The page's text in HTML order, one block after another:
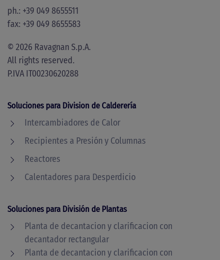
ph.: +39 049 8655511
fax: +39 049 8655583
© 2026 Ravagnan S.p.A.
All rights reserved.
P.IVA IT00230620288
Soluciones para Division de Calderería
Intercambiadores de Calor
Recipientes a Presión y Columnas
Reactores
Calentadores para Desperdicio
Soluciones para División de Plantas
Planta de decantacion y clarificacion con
decantador rectangular
Planta de decantacion y clarificacion con